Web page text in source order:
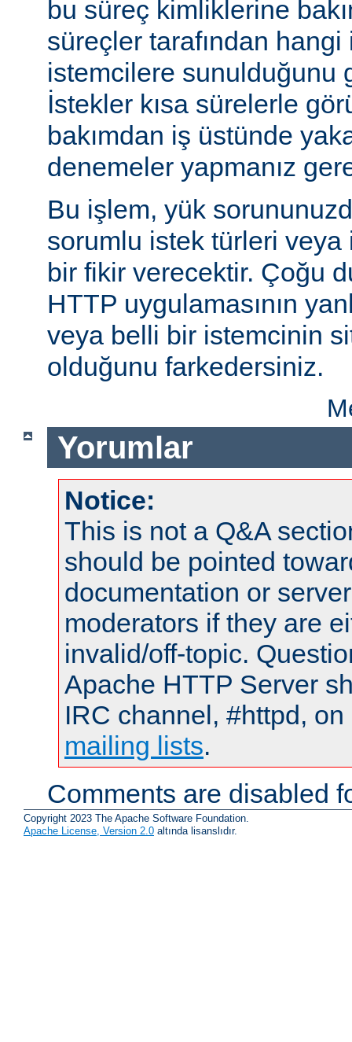
bu süreç kimliklerine
süreçler tarafından
istemcilere sunulduğunu
İstekler kısa sürelerle
bakımdan iş üstünde
denemeler yapmanız
Bu işlem, yük
sorumlu istek türleri veya
bir fikir verecektir. Çoğu
HTTP uygulamasının
veya belli bir istemcinin
olduğunu farkedersiniz.
Yorumlar
Notice:
This is not a Q&A
should be pointed
documentation or
moderators if they are
invalid/off-topic.
Apache HTTP Server
IRC channel, #httpd,
mailing lists.
Comments are disabled
Copyright 2023 The Apache Software Foundation.
Apache License, Version 2.0 altında lisanslıdır.